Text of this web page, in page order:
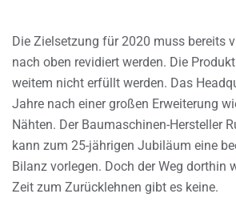
Die Zielsetzung für 2020 muss bereits
nach oben revidiert werden. Die
weitem nicht erfüllt werden. Das
Jahre nach einer großen Erweiterung
Nähten. Der Baumaschinen-Hersteller
kann zum 25-jährigen Jubiläum eine
Bilanz vorlegen. Doch der Weg dorthin
Zeit zum Zurücklehnen gibt es keine.